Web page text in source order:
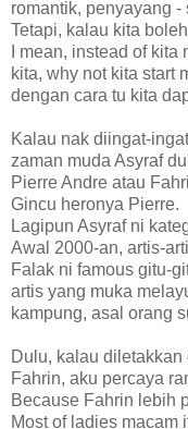
romantik, penyayang
Tetapi, kalau kita
I mean, instead of
kita, why not kita start
dengan cara tu kita
Kalau nak diingat-
zaman muda Asyraf
Pierre Andre atau
Gincu heronya Pierre.
Lagipun Asyraf ni
Awal 2000-an, artis-
Falak ni famous gitu-
artis yang muka
kampung, asal orang
Dulu, kalau
Fahrin, aku percaya
Because Fahrin lebih
Most of ladies macam